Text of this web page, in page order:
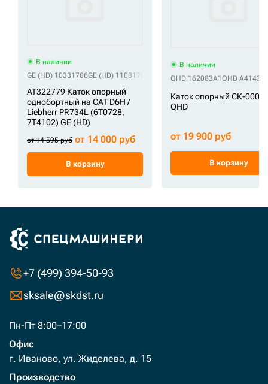
В наличии
GE (HD) 10331786GE (HD) 11081765 GE (HD) 120-5746GE (HD) 125-4175
AT322779 Каток опорный
однобортный на CAT D6H /
Liebherr PR734L (6T0728,
7T4102) GE (HD)
от 14 595 руб от 14 000 руб
В корзину
В наличии
QHD 162083A1 QHD
Каток опорный СК-
QHD
от 19 900 руб
В корзину
+7 (499) 394-50-93
sksale@skdst.ru
Пн-Пт 8:00–17:00
Офис
г. Иваново, ул. Жиделева, д. 15
Производство